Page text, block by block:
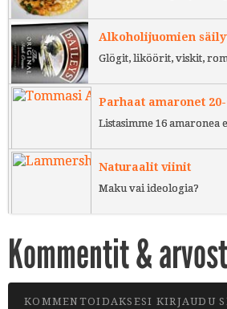
Alkoholijuomien
Glögit, liköörit, viskit,
Parhaat amaronet 20-
Listasimme 16 amaronea
Naturaalit viinit
Maku vai ideologia?
Kommentit &
KOMMENTOIDAKSESI KIRJAUDU